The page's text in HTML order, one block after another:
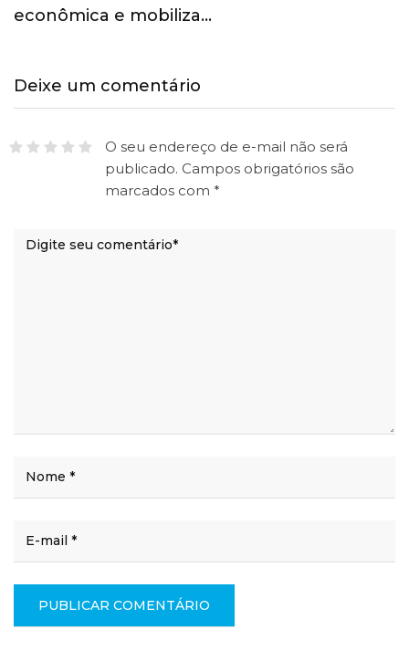
econômica e mobiliza…
Deixe um comentário
O seu endereço de e-mail não será
publicado. Campos obrigatórios são
marcados com *